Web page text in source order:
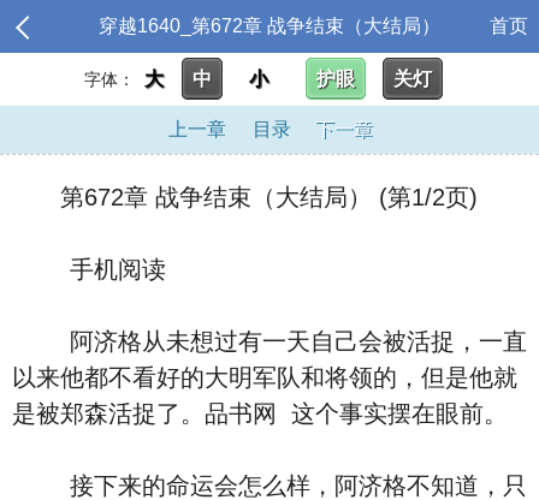
穿越1640_第672章 战争结束（大结局） 首页
字体： 大 中 小 护眼 关灯
上一章 目录 下一章
第672章 战争结束（大结局） (第1/2页)
手机阅读
阿济格从未想过有一天自己会被活捉，一直
以来他都不看好的大明军队和将领的，但是他就
是被郑森活捉了。品书网 这个事实摆在眼前。
接下来的命运会怎么样，阿济格不知道，只